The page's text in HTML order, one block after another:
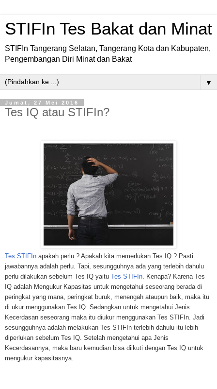
STIFIn Tes Bakat dan Minat
STIFIn Tangerang Selatan, Tangerang Kota dan Kabupaten,
Pengembangan Diri Minat dan Bakat
▼
Jumat, 27 Mei 2016
Tes IQ atau STIFIn?
Tes STIFIn apakah perlu ? Apakah kita memerlukan Tes IQ ? Pasti
jawabannya adalah perlu. Tapi, sesungguhnya ada yang terlebih dahulu
perlu dilakukan sebelum Tes IQ yaitu Tes STIFIn . Kenapa? Karena Tes
IQ adalah Mengukur Kapasitas untuk mengetahui seseorang berada di
peringkat yang mana, peringkat buruk, menengah ataupun baik, maka itu
di ukur menggunakan Tes IQ. Sedangkan untuk mengetahui Jenis
Kecerdasan seseorang maka itu diukur menggunakan Tes STIFIn. Jadi
sesungguhnya adalah melakukan Tes STIFIn terlebih dahulu itu lebih
diperlukan sebelum Tes IQ. Setelah mengetahui apa Jenis
Kecerdasannya, maka baru kemudian bisa diikuti dengan Tes IQ untuk
mengukur kapasitasnya.